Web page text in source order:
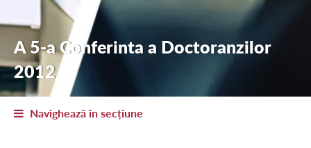
A 5-a Conferinta a Doctoranzilor
2012
Navighează în secțiune